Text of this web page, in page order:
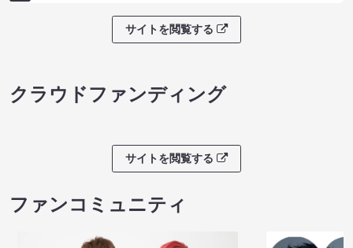
サイトを閲覧する
クラウドファンディング
サイトを閲覧する
ファンコミュニティ